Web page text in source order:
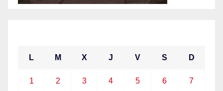
L M X J V S D
1 2 3 4 5 6 7